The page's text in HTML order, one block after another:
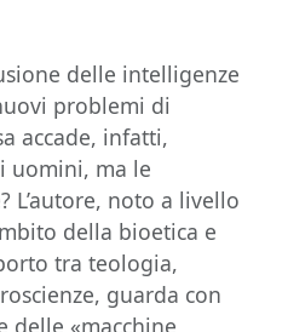
delle intelligenze
problemi di
accade, infatti,
uomini, ma le
L’autore, noto a livello
della bioetica e
tra teologia,
guarda con
delle «macchine